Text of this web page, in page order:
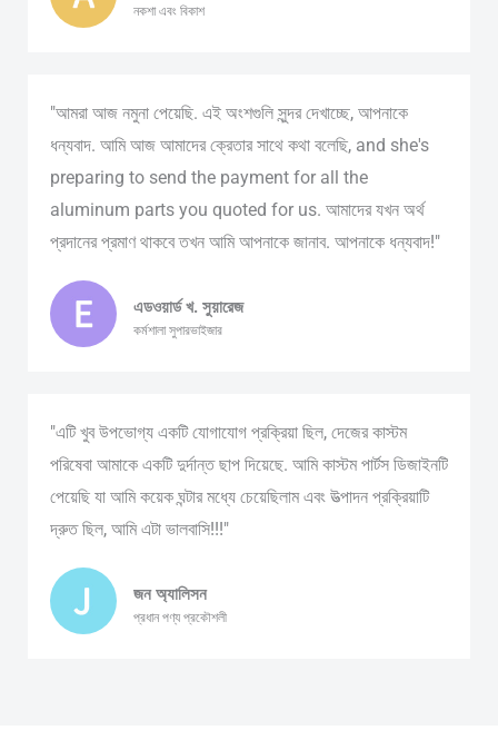
নকশা এবং বিকাশ
"আমরা আজ নমুনা পেয়েছি. এই অংশগুলি সুন্দর দেখাচ্ছে, আপনাকে
ধন্যবাদ. আমি আজ আমাদের ক্রেতার সাথে কথা বলেছি, and she's
preparing to send the payment for all the
aluminum parts you quoted for us. আমাদের যখন অর্থ
প্রদানের প্রমাণ থাকবে তখন আমি আপনাকে জানাব. আপনাকে ধন্যবাদ!"
এডওয়ার্ড খ. সুয়ারেজ
কর্মশালা সুপারভাইজার
"এটি খুব উপভোগ্য একটি যোগাযোগ প্রক্রিয়া ছিল, দেজের কাস্টম
পরিষেবা আমাকে একটি দুর্দান্ত ছাপ দিয়েছে. আমি কাস্টম পার্টস ডিজাইনটি
পেয়েছি যা আমি কয়েক ঘন্টার মধ্যে চেয়েছিলাম এবং উত্পাদন প্রক্রিয়াটি
দ্রুত ছিল, আমি এটা ভালবাসি!!!"
জন অ্যালিসন
প্রধান পণ্য প্রকৌশলী